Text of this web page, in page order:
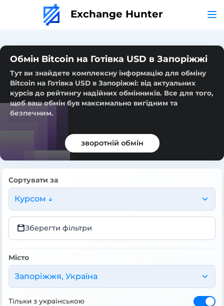
Exchange Hunter
Обмін Bitcoin на Готівка USD в Запоріжжі
Тут ви знайдете комплексну інформацію для обміну
Bitcoin на Готівка USD в Запоріжжі: від актуальних
курсів до рейтингу надійних обмінників. Все для того,
щоб ваш обмін був максимально вигідним та
безпечним.
зворотній обмін
Сортувати за
Курсом ↓
Зберегти фільтри
Місто
Запоріжжя, Україна
Тільки з українською